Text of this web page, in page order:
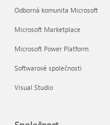
Odborná komunita Microsoft
Microsoft Marketplace
Microsoft Power Platform
Softwarové společnosti
Visual Studio